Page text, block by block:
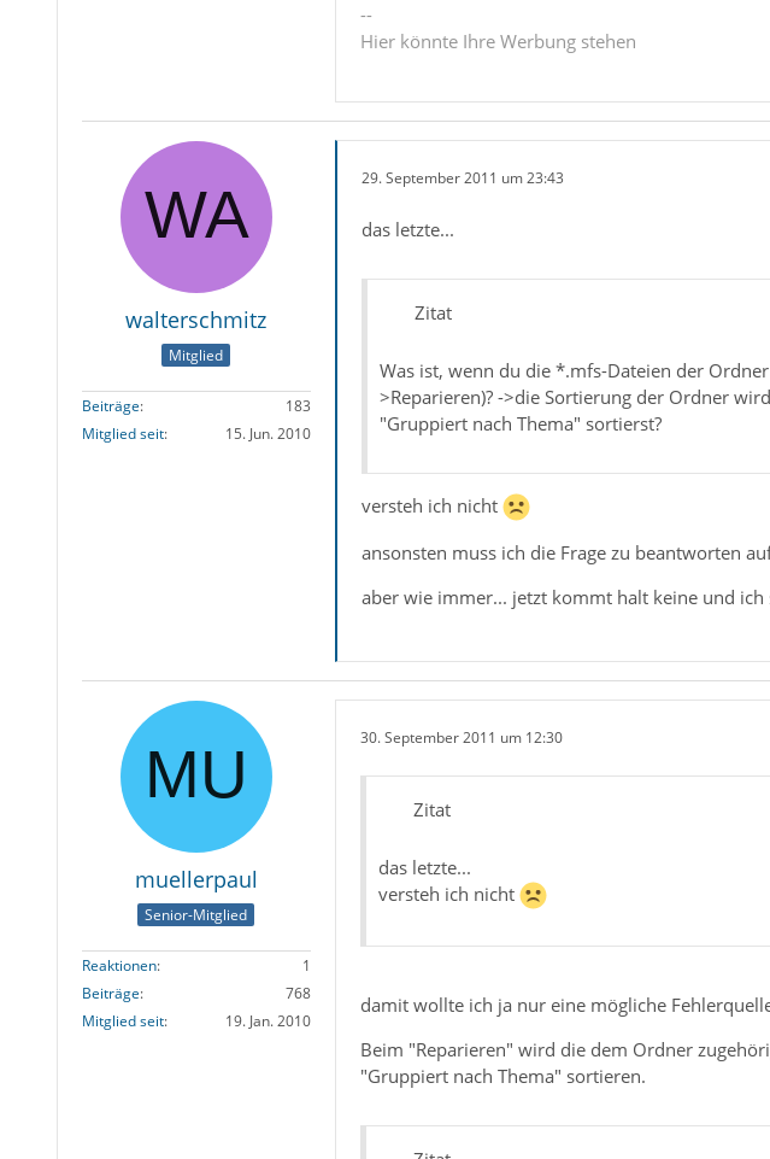
--
Hier könnte Ihre Werbung stehen
walterschmitz
Mitglied
Beiträge
183
Mitglied seit
15. Jun. 2010
29. September 2011 um 23:43
das letzte...
Zitat
Was ist, wenn du die *.mfs-Dateien der
>Reparieren)? ->die Sortierung der Ordner
"Gruppiert nach Thema" sortierst?
versteh ich nicht
ansonsten muss ich die Frage zu beantworten
aber wie immer... jetzt kommt halt keine und
muellerpaul
Senior-Mitglied
Reaktionen
1
Beiträge
768
Mitglied seit
19. Jan. 2010
30. September 2011 um 12:30
Zitat
das letzte...
versteh ich nicht
damit wollte ich ja nur eine mögliche
Beim "Reparieren" wird die dem Ordner
"Gruppiert nach Thema" sortieren.